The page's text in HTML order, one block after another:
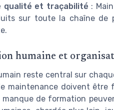
qualité et traçabilité :
sur toute la chaîne de
humaine et
reste central sur
maintenance doivent
de formation